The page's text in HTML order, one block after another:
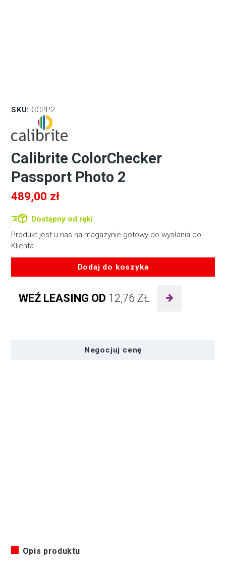
SKU: CCPP2
Calibrite ColorChecker
Passport Photo 2
489,00 zł
Dostępny od ręki
Produkt jest u nas na magazynie gotowy do wysłania do
Klienta.
Dodaj do koszyka
Calibrite
ColorChecker
WEŹ LEASING OD 12,76ZŁ
Negocjuj cenę
Opis produktu